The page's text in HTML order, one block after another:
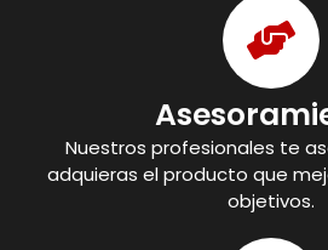
Nuestros profesionales te
adquieras el producto que
objetivos.